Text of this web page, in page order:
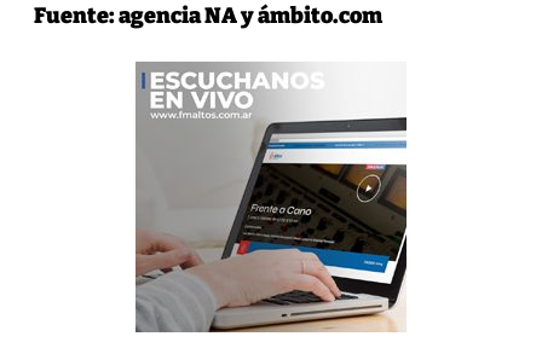
Fuente: agencia NA y ámbito.com